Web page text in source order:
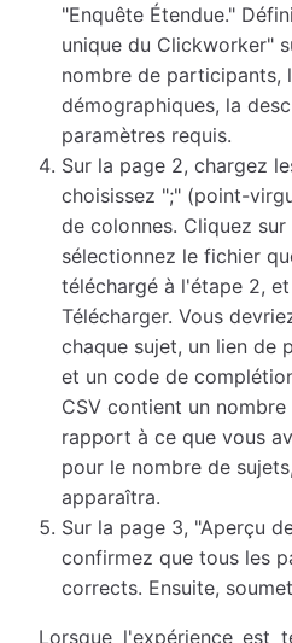
"Enquête Étendue."
unique du Clickworker"
nombre de participants,
démographiques, la
paramètres requis.
Sur la page 2, chargez
choisissez ";" (point-
de colonnes. Cliquez
sélectionnez le fichier
téléchargé à l'étape 2,
Télécharger. Vous
chaque sujet, un lien de
et un code de
CSV contient un
rapport à ce que vous
pour le nombre de
apparaîtra.
Sur la page 3, "Aperçu
confirmez que tous les
corrects. Ensuite,
Lorsque l'expérience est